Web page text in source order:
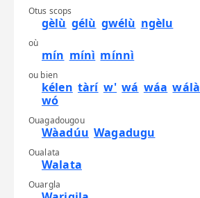
Otus scops
gèlù gélù gwélù ngèlu
où
mín mínì mínnì
ou bien
kélen tàrí w' wá wáa wálà
wó
Ouagadougou
Wàadúu Wagadugu
Oualata
Walata
Ouargla